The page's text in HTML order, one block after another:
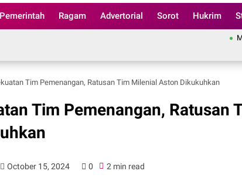
Pemerintah Ragam Advertorial Sorot Hukrim
Masyarakat
Tim Pemenangan, Ratusan Tim Milenial Aston Dikukuhkan
Tim Pemenangan, Ratusan
October 15, 2024 0 2 min read